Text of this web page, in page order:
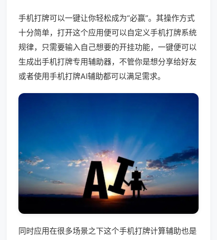
手机打牌可以一键让你轻松成为“必赢”。其操作方式
十分简单，打开这个应用便可以自定义手机打牌系统
规律，只需要输入自己想要的开挂功能，一键便可以
生成出手机打牌专用辅助器，不管你是想分享给好友
或者使用手机打牌AI辅助都可以满足需求。
同时应用在很多场景之下这个手机打牌计算辅助也是